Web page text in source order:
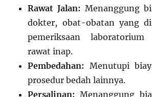
Rawat Jalan: Menanggung
dokter, obat-obatan yang
pemeriksaan
rawat inap.
Pembedahan: Menutupi
prosedur bedah lainnya.
Persalinan: Menanggung